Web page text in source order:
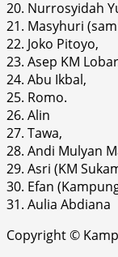
20. Nurrosyidah
21. Masyhuri
22. Joko Pitoyo,
23. Asep KM
24. Abu Ikbal,
25. Romo.
26. Alin
27. Tawa,
28. Andi Mulyan
29. Asri (KM
30. Efan
31. Aulia Abdiana
Copyright ©